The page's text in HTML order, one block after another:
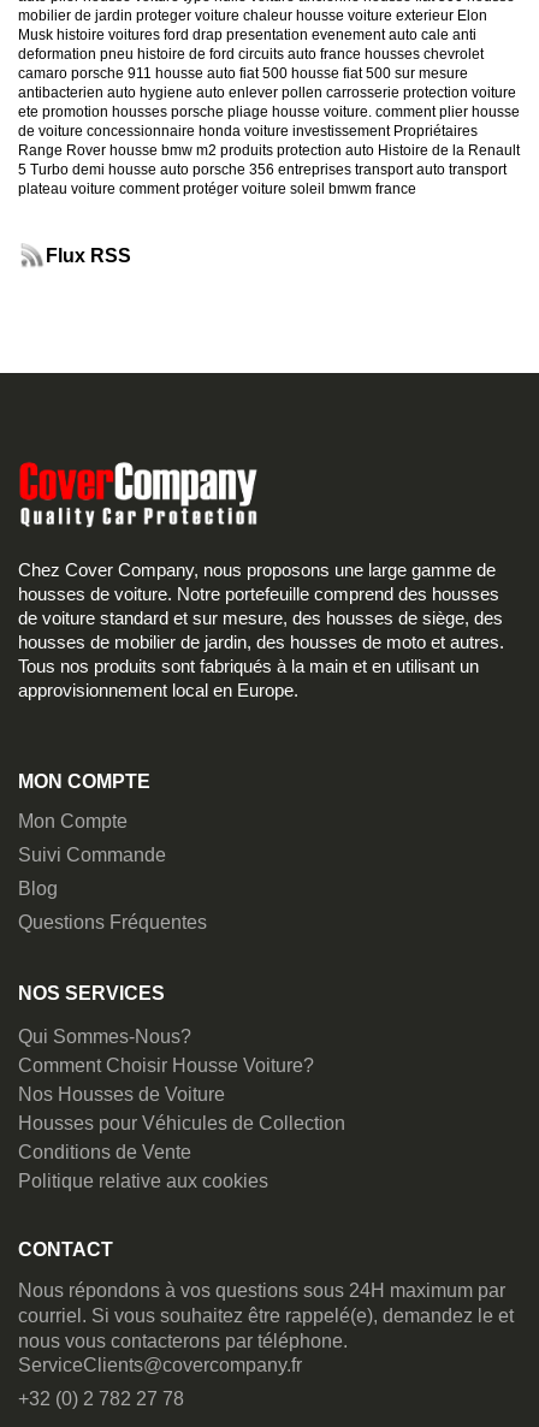
mobilier de jardin proteger voiture chaleur housse voiture exterieur Elon
Musk histoire voitures ford drap presentation evenement auto cale anti
deformation pneu histoire de ford circuits auto france housses chevrolet
camaro porsche 911 housse auto fiat 500 housse fiat 500 sur mesure
antibacterien auto hygiene auto enlever pollen carrosserie protection voiture
ete promotion housses porsche pliage housse voiture. comment plier housse
de voiture concessionnaire honda voiture investissement Propriétaires
Range Rover housse bmw m2 produits protection auto Histoire de la Renault
5 Turbo demi housse auto porsche 356 entreprises transport auto transport
plateau voiture comment protéger voiture soleil bmwm france
Flux RSS
Chez Cover Company, nous proposons une large gamme de
housses de voiture. Notre portefeuille comprend des housses
de voiture standard et sur mesure, des housses de siège, des
housses de mobilier de jardin, des housses de moto et autres.
Tous nos produits sont fabriqués à la main et en utilisant un
approvisionnement local en Europe.
MON COMPTE
Mon Compte
Suivi Commande
Blog
Questions Fréquentes
NOS SERVICES
Qui Sommes-Nous?
Comment Choisir Housse Voiture?
Nos Housses de Voiture
Housses pour Véhicules de Collection
Conditions de Vente
Politique relative aux cookies
CONTACT
Nous répondons à vos questions sous 24H maximum par
courriel. Si vous souhaitez être rappelé(e), demandez le et
nous vous contacterons par téléphone.
ServiceClients@covercompany.fr
+32 (0) 2 782 27 78